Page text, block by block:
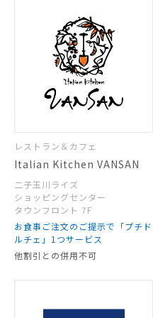
レストラン＆カフェ
Italian Kitchen VANSAN
二子玉川ライズ
ショッピングセンター
タウンフロント 7F
お食事ご注文のご提示で「プチド
ルチェ」1つサービス
他割引との併用不可